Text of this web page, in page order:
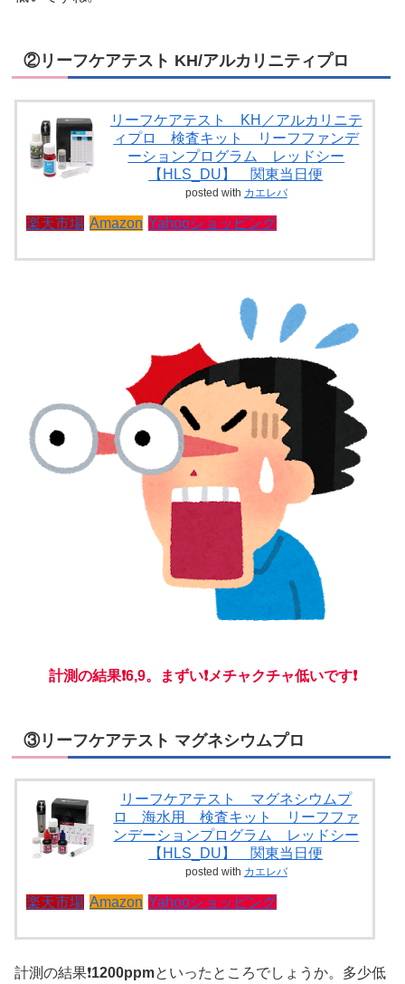
②リーフケアテスト KH/アルカリニティプロ
リーフケアテスト KH／アルカリニテ
ィプロ 検査キット リーフファンデ
ーションプログラム レッドシー
【HLS_DU】 関東当日便
posted with カエレバ
楽天市場 Amazon Yahooショッピング
計測の結果❗6,9。まずい❗メチャクチャ低いです❗
③リーフケアテスト マグネシウムプロ
リーフケアテスト マグネシウムプ
ロ 海水用 検査キット リーフファ
ンデーションプログラム レッドシー
【HLS_DU】 関東当日便
posted with カエレバ
楽天市場 Amazon Yahooショッピング
計測の結果❗1200ppmといったところでしょうか。多少低